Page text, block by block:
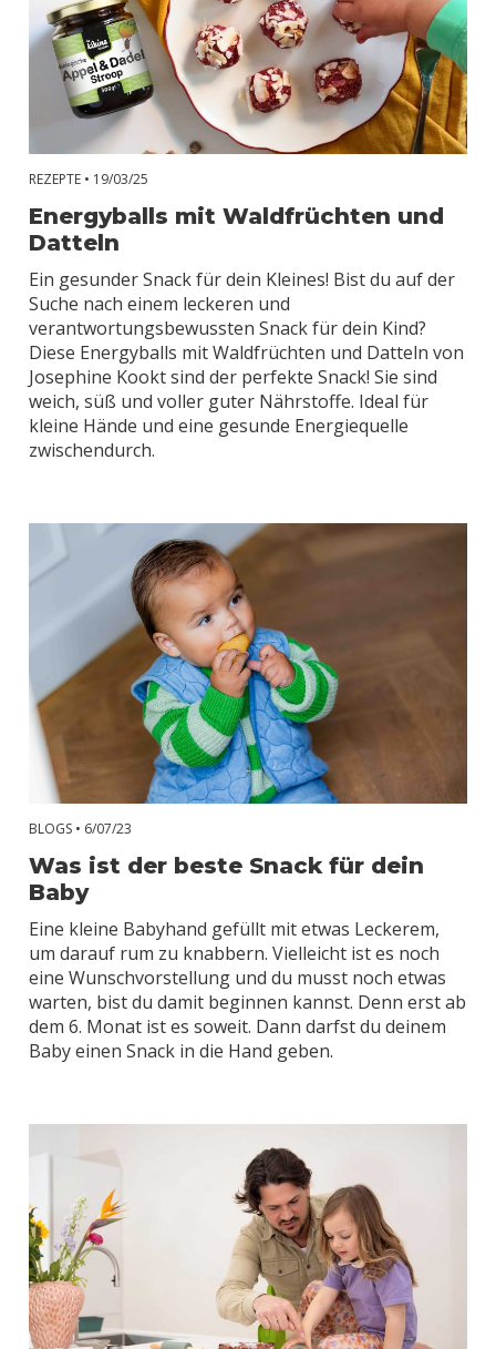
REZEPTE • 19/03/25
Energyballs mit Waldfrüchten und
Datteln
Ein gesunder Snack für dein Kleines! Bist du auf der
Suche nach einem leckeren und
verantwortungsbewussten Snack für dein Kind?
Diese Energyballs mit Waldfrüchten und Datteln von
Josephine Kookt sind der perfekte Snack! Sie sind
weich, süß und voller guter Nährstoffe. Ideal für
kleine Hände und eine gesunde Energiequelle
zwischendurch.
BLOGS • 6/07/23
Was ist der beste Snack für dein
Baby
Eine kleine Babyhand gefüllt mit etwas Leckerem,
um darauf rum zu knabbern. Vielleicht ist es noch
eine Wunschvorstellung und du musst noch etwas
warten, bist du damit beginnen kannst. Denn erst ab
dem 6. Monat ist es soweit. Dann darfst du deinem
Baby einen Snack in die Hand geben.